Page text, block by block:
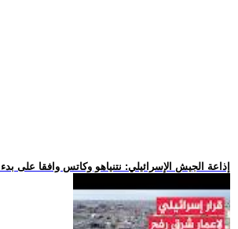
.. إذاعة الجيش الإسرائيلي: نتنياهو وكاتس وافقا على